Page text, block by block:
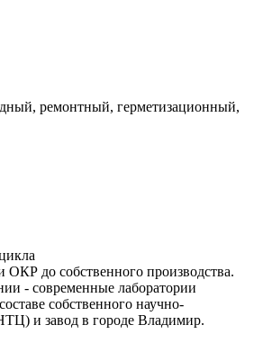
ремонтный, герметизационный,
до собственного производства.
- современные лаборатории
собственного научно-
и завод в городе Владимир.